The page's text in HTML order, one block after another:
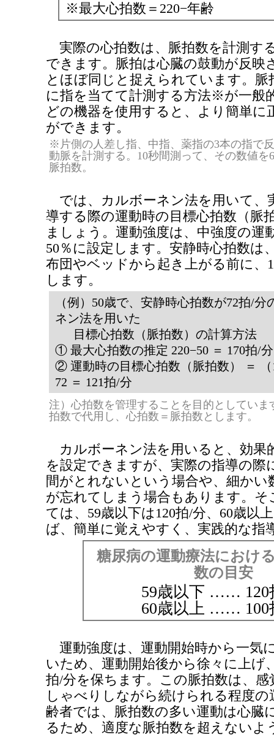
※最大心拍数＝220−年齢
実際の心拍数は、脈拍数を計測す
できます。脈拍は心臓の鼓動が反映
とほぼ同じと捉えられています。脈
に指を当てて計測する方法※が一般
どの機器を使用すると、より簡単に
ができます。
※片側の人差し指、中指、薬指の3本の指で
動脈を計測する。10秒間測って、その数値を
脈拍数。
では、カルボーネン法を用いて、
導する際の運動時の目標心拍数（脈
ましょう。運動強度は、中強度の運
50％に設定します。安静時心拍数は
布団やベッドから起き上がる前に、
します。
（例）50歳で、安静時心拍数が72拍/
ネン法を用いた
目標心拍数（脈拍数）の計算方法
① 最大心拍数の推定 220−50 ＝ 170拍/分
② 運動時の目標心拍数（脈拍数） ＝ （
72 ＝ 121拍/分
注）心拍数を管理することを目的としていま
拍数で代用し、心拍数＝脈拍数とします。
カルボーネン法を用いると、効果
を設定できますが、実際の指導の際
間がとれないという場合や、細かい
が忘れてしまう場合もあります。そ
ては、59歳以下は120拍/分、60歳以
ば、簡単に覚えやすく、実践的な指
糖尿病の運動療法におけ
数の目安
59歳以下 …… 120
60歳以上 …… 100
運動強度は、運動開始時から一気
いため、運動開始後から徐々に上げ
拍/分を保ちます。この脈拍数は、
しゃべりしながら続けられる程度の
齢者では、脈拍数の多い運動は心臓
るため、適度な脈拍数を超えないよ